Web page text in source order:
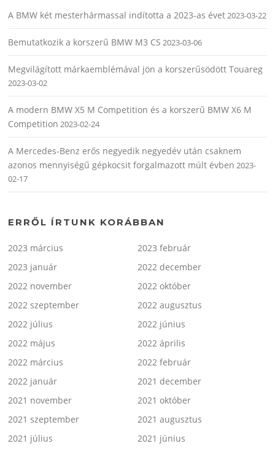
A BMW két mesterhármassal indította a 2023-as évet2023-03-22
Bemutatkozik a korszerű BMW M3 CS 2023-03-06
Megvilágított márkaemblémával jön a korszerűsödött Touareg
2023-03-02
A modern BMW X5 M Competition és a korszerű BMW X6 M
Competition 2023-02-24
A Mercedes-Benz erős negyedik negyedév után csaknem
azonos mennyiségű gépkocsit forgalmazott múlt évben 2023-
02-17
ERRŐL ÍRTUNK KORÁBBAN
2023 március
2023 február
2023 január
2022 december
2022 november
2022 október
2022 szeptember
2022 augusztus
2022 július
2022 június
2022 május
2022 április
2022 március
2022 február
2022 január
2021 december
2021 november
2021 október
2021 szeptember
2021 augusztus
2021 július
2021 június